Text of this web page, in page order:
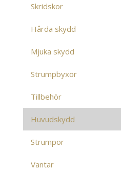
Skridskor
Hårda skydd
Mjuka skydd
Strumpbyxor
Tillbehör
Huvudskydd
Strumpor
Vantar